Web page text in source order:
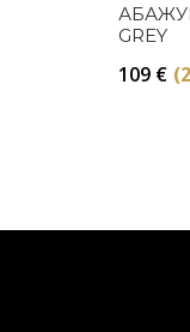
GREY
109 €